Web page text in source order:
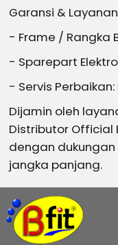
Garansi &
- Frame / Rangka
- Sparepart
- Servis
Dijamin oleh
Distributor Official
dengan
jangka panjang.